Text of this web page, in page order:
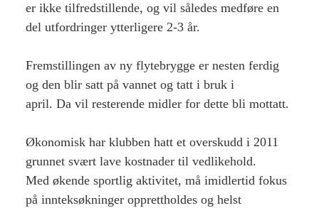
er ikke tilfredstillende, og vil således medføre en
del utfordringer ytterligere 2-3 år.
Fremstillingen av ny flytebrygge er nesten ferdig
og den blir satt på vannet og tatt i bruk i
april. Da vil resterende midler for dette bli mottatt.
Økonomisk har klubben hatt et overskudd i 2011
grunnet svært lave kostnader til vedlikehold.
Med økende sportlig aktivitet, må imidlertid fokus
på innteksøkninger opprettholdes og helst